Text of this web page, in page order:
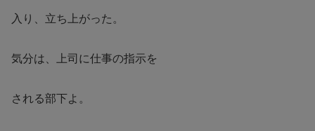
入り、立ち上がった。
気分は、上司に仕事の指示を
される部下よ。